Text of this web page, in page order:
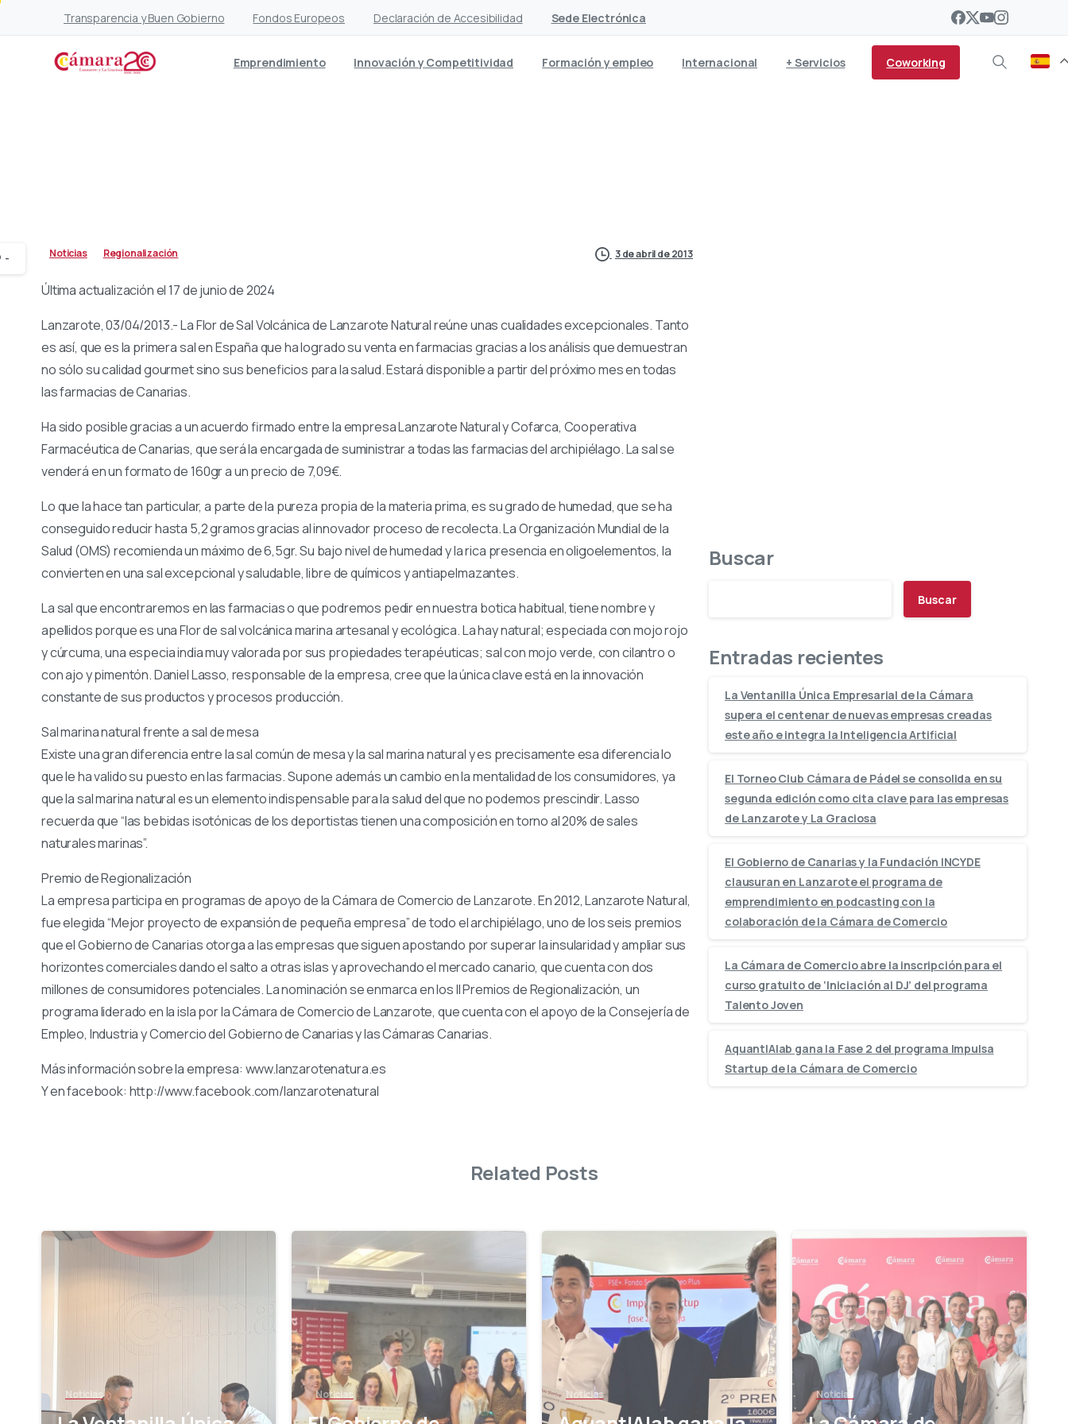
Transparencia y Buen Gobierno Fondos Europeos Declaración de Accesibilidad Sede Electrónica
Emprendimiento Innovación y Competitividad Formación y empleo Internacional + Servicios Coworking
Noticias Regionalización 3 de abril de 2013
Última actualización el 17 de junio de 2024
Lanzarote, 03/04/2013.- La Flor de Sal Volcánica de Lanzarote Natural reúne unas cualidades excepcionales. Tanto
es así, que es la primera sal en España que ha logrado su venta en farmacias gracias a los análisis que demuestran
no sólo su calidad gourmet sino sus beneficios para la salud. Estará disponible a partir del próximo mes en todas
las farmacias de Canarias.
Ha sido posible gracias a un acuerdo firmado entre la empresa Lanzarote Natural y Cofarca, Cooperativa
Farmacéutica de Canarias, que será la encargada de suministrar a todas las farmacias del archipiélago. La sal se
venderá en un formato de 160gr a un precio de 7,09€.
Lo que la hace tan particular, a parte de la pureza propia de la materia prima, es su grado de humedad, que se ha
conseguido reducir hasta 5,2 gramos gracias al innovador proceso de recolecta. La Organización Mundial de la
Salud (OMS) recomienda un máximo de 6,5gr. Su bajo nivel de humedad y la rica presencia en oligoelementos, la
convierten en una sal excepcional y saludable, libre de químicos y antiapelmazantes.
La sal que encontraremos en las farmacias o que podremos pedir en nuestra botica habitual, tiene nombre y
apellidos porque es una Flor de sal volcánica marina artesanal y ecológica. La hay natural; especiada con mojo rojo
y cúrcuma, una especia india muy valorada por sus propiedades terapéuticas; sal con mojo verde, con cilantro o
con ajo y pimentón. Daniel Lasso, responsable de la empresa, cree que la única clave está en la innovación
constante de sus productos y procesos producción.
Sal marina natural frente a sal de mesa
Existe una gran diferencia entre la sal común de mesa y la sal marina natural y es precisamente esa diferencia lo
que le ha valido su puesto en las farmacias. Supone además un cambio en la mentalidad de los consumidores, ya
que la sal marina natural es un elemento indispensable para la salud del que no podemos prescindir. Lasso
recuerda que “las bebidas isotónicas de los deportistas tienen una composición en torno al 20% de sales
naturales marinas”.
Premio de Regionalización
La empresa participa en programas de apoyo de la Cámara de Comercio de Lanzarote. En 2012, Lanzarote Natural,
fue elegida “Mejor proyecto de expansión de pequeña empresa” de todo el archipiélago, uno de los seis premios
que el Gobierno de Canarias otorga a las empresas que siguen apostando por superar la insularidad y ampliar sus
horizontes comerciales dando el salto a otras islas y aprovechando el mercado canario, que cuenta con dos
millones de consumidores potenciales. La nominación se enmarca en los II Premios de Regionalización, un
programa liderado en la isla por la Cámara de Comercio de Lanzarote, que cuenta con el apoyo de la Consejería de
Empleo, Industria y Comercio del Gobierno de Canarias y las Cámaras Canarias.
Más información sobre la empresa: www.lanzarotenatura.es
Y en facebook: http://www.facebook.com/lanzarotenatural
-
Buscar
Buscar
Entradas recientes
La Ventanilla Única Empresarial de la Cámara
supera el centenar de nuevas empresas creadas
este año e integra la Inteligencia Artificial
El Torneo Club Cámara de Pádel se consolida en su
segunda edición como cita clave para las empresas
de Lanzarote y La Graciosa
El Gobierno de Canarias y la Fundación INCYDE
clausuran en Lanzarote el programa de
emprendimiento en podcasting con la
colaboración de la Cámara de Comercio
La Cámara de Comercio abre la inscripción para el
curso gratuito de ‘Iniciación al DJ’ del programa
Talento Joven
AquantIAlab gana la Fase 2 del programa Impulsa
Startup de la Cámara de Comercio
Related Posts
Noticias Noticias
-
Noticias
-
Noticias